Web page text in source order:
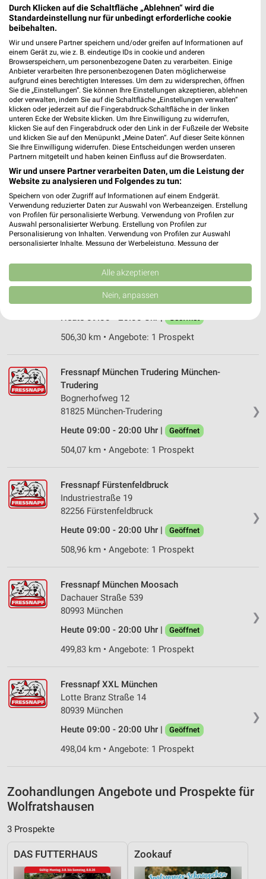
Stockacher Straße 5
81243 München
505,45 km • Angebote: 1 Prospekt
Kölle Zoo München
Stockacher Str. 5
81243 München
Heute 09:00 - 20:00 Uhr | Geöffnet
505,45 km
zookauf Putzbrunn
Innstraße 6b
85640 Putzbrunn
Heute 08:00 - 19:00 Uhr | Geöffnet
508,42 km • Angebote: 1 Prospekt
❯
Fressnapf Puchheim
Dornierstraße 1
82178 Puchheim
Heute 09:00 - 20:00 Uhr | Geöffnet
506,30 km • Angebote: 1 Prospekt
❯
Fressnapf München Trudering München-
Trudering
Bognerhofweg 12
81825 München-Trudering
Heute 09:00 - 20:00 Uhr |
Geöffnet
504,07 km • Angebote: 1 Prospekt
❯
Fressnapf Fürstenfeldbruck
Industriestraße 19
82256 Fürstenfeldbruck
Heute 09:00 - 20:00 Uhr |
Geöffnet
508,96 km • Angebote: 1 Prospekt
❯
Fressnapf München Moosach
Dachauer Straße 539
80993 München
Heute 09:00 - 20:00 Uhr |
Geöffnet
499,83 km • Angebote: 1 Prospekt
❯
Fressnapf XXL München
Lotte Branz Straße 14
80939 München
Heute 09:00 - 20:00 Uhr |
Geöffnet
498,04 km • Angebote: 1 Prospekt
Zoohandlungen Angebote und Prospekte für
Wolfratshausen
3 Prospekte
DAS FUTTERHAUS Zookauf
Durch Klicken auf die Schaltfläche „Ablehnen“ wird die
Standardeinstellung nur für unbedingt erforderliche cookie
beibehalten.
Wir und unsere Partner speichern und/oder greifen auf Informationen auf
einem Gerät zu, wie z. B. eindeutige IDs in cookie und anderen
Browserspeichern, um personenbezogene Daten zu verarbeiten. Einige
Anbieter verarbeiten Ihre personenbezogenen Daten möglicherweise
aufgrund eines berechtigten Interesses. Um dem zu widersprechen, öffnen
Sie die „Einstellungen“. Sie können Ihre Einstellungen akzeptieren, ablehnen
oder verwalten, indem Sie auf die Schaltfläche „Einstellungen verwalten“
klicken oder jederzeit auf die Fingerabdruck-Schaltfläche in der linken
unteren Ecke der Website klicken. Um Ihre Einwilligung zu widerrufen,
klicken Sie auf den Fingerabdruck oder den Link in der Fußzeile der Website
und klicken Sie auf den Menüpunkt „Meine Daten“. Auf dieser Seite können
Sie Ihre Einwilligung widerrufen. Diese Entscheidungen werden unseren
Partnern mitgeteilt und haben keinen Einfluss auf die Browserdaten.
Wir und unsere Partner verarbeiten Daten, um die Leistung der
Website zu analysieren und Folgendes zu tun:
Speichern von oder Zugriff auf Informationen auf einem Endgerät.
Verwendung reduzierter Daten zur Auswahl von Werbeanzeigen. Erstellung
von Profilen für personalisierte Werbung. Verwendung von Profilen zur
Auswahl personalisierter Werbung. Erstellung von Profilen zur
Personalisierung von Inhalten. Verwendung von Profilen zur Auswahl
personalisierter Inhalte. Messung der Werbeleistung. Messung der
Kombinationen von Daten aus verschiedenen Quellen. Entwicklung und
Verbesserung der Angebote. Verwendung reduzierter Daten zur Auswahl
von Inhalten.
Daten können außerhalb der Europäischen Union weitergegeben und in die
USA gesendet werden.
Website/App.
Partnerliste anzeigen (1 IAB-Anbieter)
IAB-Verarbeitungszwecke:
Speichern von oder Zugriff auf Informationen
auf einem Endgerät
Werbeanzeigen
Erstellung von Profilen für personalisierte
Verwendung von Profilen zur Auswahl
personalisierter Werbung
Erstellung von Profilen zur Personalisierung
von Inhalten
Messung der Werbeleistung
Kombinationen von Daten aus verschiedenen
Entwicklung und Verbesserung der Angebote
Verwendung reduzierter Daten zur Auswahl von
Informationen identifizieren
Nicht-IAB-Verarbeitungszwecke:
Notwendig
Performance
Alle akzeptieren
Nein, anpassen